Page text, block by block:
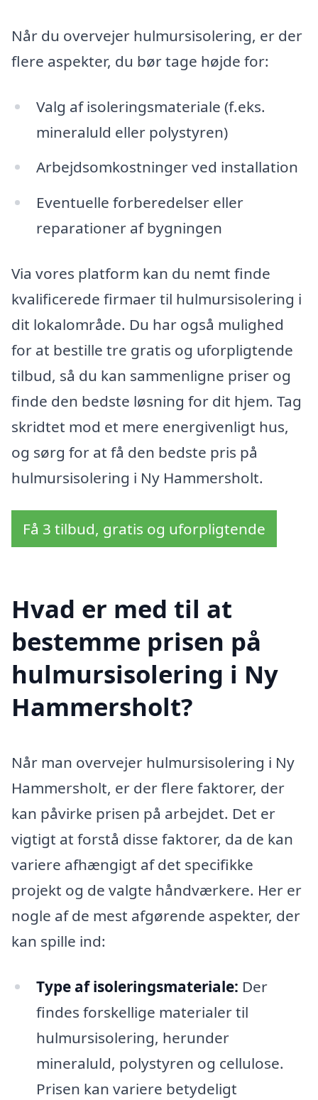
Når du overvejer hulmursisolering, er der
flere aspekter, du bør tage højde for:
Valg af isoleringsmateriale (f.eks.
mineraluld eller polystyren)
Arbejdsomkostninger ved installation
Eventuelle forberedelser eller
reparationer af bygningen
Via vores platform kan du nemt finde
kvalificerede firmaer til hulmursisolering i
dit lokalområde. Du har også mulighed
for at bestille tre gratis og uforpligtende
tilbud, så du kan sammenligne priser og
finde den bedste løsning for dit hjem. Tag
skridtet mod et mere energivenligt hus,
og sørg for at få den bedste pris på
hulmursisolering i Ny Hammersholt.
Få 3 tilbud, gratis og uforpligtende
Hvad er med til at
bestemme prisen på
hulmursisolering i Ny
Hammersholt?
Når man overvejer hulmursisolering i Ny
Hammersholt, er der flere faktorer, der
kan påvirke prisen på arbejdet. Det er
vigtigt at forstå disse faktorer, da de kan
variere afhængigt af det specifikke
projekt og de valgte håndværkere. Her er
nogle af de mest afgørende aspekter, der
kan spille ind:
Type af isoleringsmateriale: Der
findes forskellige materialer til
hulmursisolering, herunder
mineraluld, polystyren og cellulose.
Prisen kan variere betydeligt